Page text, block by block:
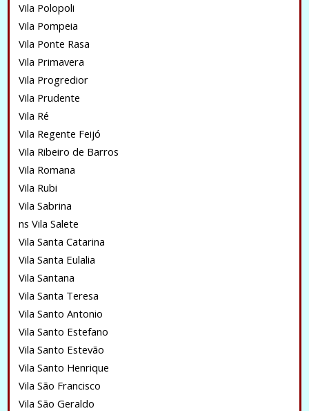
Vila Polopoli
Vila Pompeia
Vila Ponte Rasa
Vila Primavera
Vila Progredior
Vila Prudente
Vila Ré
Vila Regente Feijó
Vila Ribeiro de Barros
Vila Romana
Vila Rubi
Vila Sabrina
ns Vila Salete
Vila Santa Catarina
Vila Santa Eulalia
Vila Santana
Vila Santa Teresa
Vila Santo Antonio
Vila Santo Estefano
Vila Santo Estevão
Vila Santo Henrique
Vila São Francisco
Vila São Geraldo